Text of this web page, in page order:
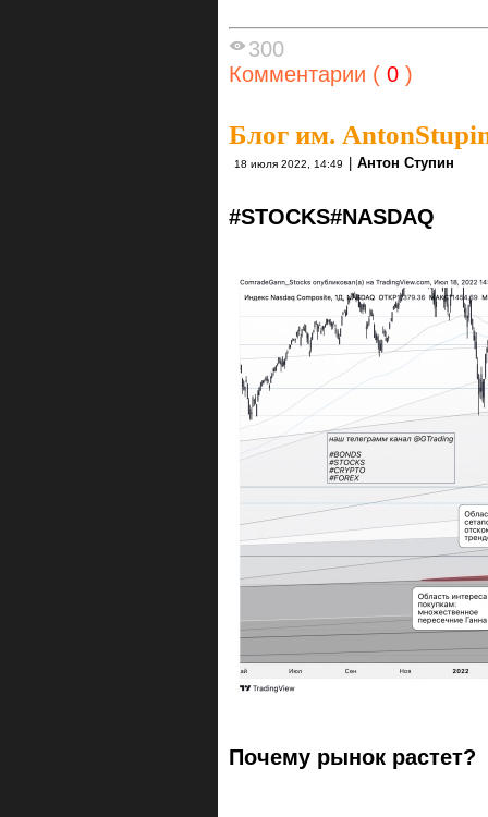
300
Комментарии ( 0 )
Блог им.
18 июля 2022, 14:49 | Антон Ступин
#STOCKS#NASDAQ
Почему рынок растет?